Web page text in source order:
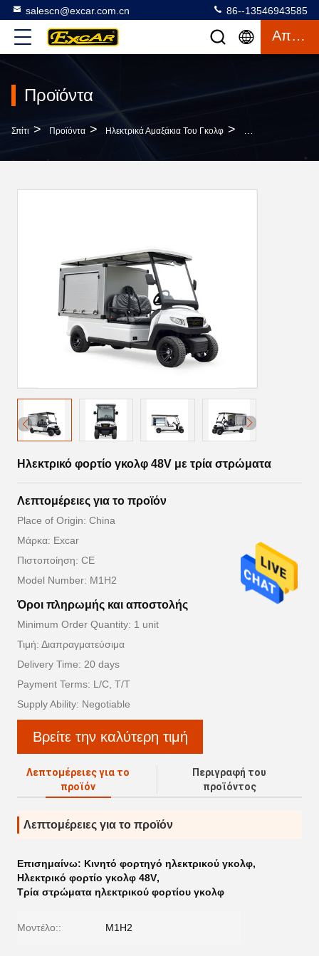
salescn@excar.com.cn 86--13546943585
Απόσπασμα
Προϊόντα
Σπίτι > Προϊόντα > Ηλεκτρικά Αμαξάκια Του Γκολφ > Ηλεκτρικό
Ηλεκτρικό φορτίο γκολφ 48V με τρία στρώματα
Λεπτομέρειες για το προϊόν
Place of Origin: China
Μάρκα: Excar
Πιστοποίηση: CE
Model Number: M1H2
Όροι πληρωμής και αποστολής
Minimum Order Quantity: 1 unit
Τιμή: Διαπραγματεύσιμα
Delivery Time: 20 days
Payment Terms: L/C, T/T
Supply Ability: Negotiable
Βρείτε την καλύτερη τιμή
Λεπτομέρειες για το
προϊόν
Περιγραφή του
προϊόντος
Λεπτομέρειες για το προϊόν
Επισημαίνω: Κινητό φορτηγό ηλεκτρικού γκολφ,
Ηλεκτρικό φορτίο γκολφ 48V,
Τρία στρώματα ηλεκτρικού φορτίου γκολφ
Μοντέλο:: M1H2